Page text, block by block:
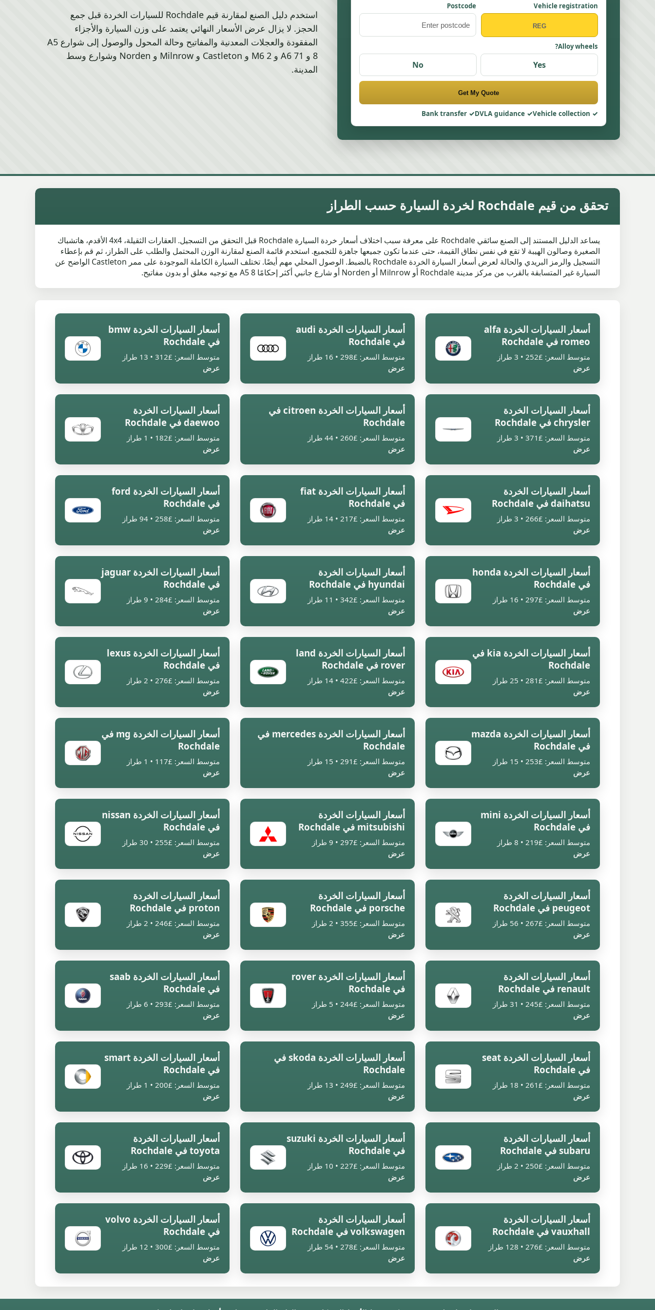
Vehicle registration
Postcode
Alloy wheels?
Yes
No
Get My Quote
Vehicle collection
DVLA guidance
Bank transfer
استخدم دليل الصنع لمقارنة قيم Rochdale للسيارات الخردة قبل جمع
الحجز. لا يزال عرض الأسعار النهائي يعتمد على وزن السيارة والأجزاء
المفقودة والعجلات المعدنية والمفاتيح وحالة المحول والوصول إلى شوارع A5
8 و A6 71 و M6 2 و Castleton و Milnrow و Norden وشوارع وسط
المدينة.
تحقق من قيم Rochdale لخردة السيارة حسب الطراز
يساعد الدليل المستند إلى الصنع سائقي Rochdale على معرفة سبب اختلاف أسعار خردة السيارة Rochdale قبل التحقق من التسجيل. العقارات الثقيلة، 4x4 الأقدم، هاتشباك
الصغيرة وصالون الهيبة لا تقع في نفس نطاق القيمة، حتى عندما تكون جميعها جاهزة للتجميع. استخدم قائمة الصنع لمقارنة الوزن المحتمل والطلب على الطراز، ثم قم بإعطاء
التسجيل والرمز البريدي والحالة لعرض أسعار السيارة الخردة Rochdale بالضبط. الوصول المحلي مهم أيضًا. تختلف السيارة الكاملة الموجودة على ممر Castleton الواضح عن
السيارة غير المتسابقة بالقرب من مركز مدينة Rochdale أو Milnrow أو Norden أو شارع جانبي أكثر إحكامًا A5 8 مع توجيه مغلق أو بدون مفاتيح.
أسعار السيارات الخردة alfa
romeo في Rochdale
متوسط السعر: £252 • 3 طراز
عرض
أسعار السيارات الخردة audi
في Rochdale
متوسط السعر: £298 • 16 طراز
عرض
أسعار السيارات الخردة bmw
في Rochdale
متوسط السعر: £312 • 13 طراز
عرض
أسعار السيارات الخردة
chrysler في Rochdale
متوسط السعر: £371 • 3 طراز
عرض
أسعار السيارات الخردة citroen في
Rochdale
متوسط السعر: £260 • 44 طراز
عرض
أسعار السيارات الخردة
daewoo في Rochdale
متوسط السعر: £182 • 1 طراز
عرض
أسعار السيارات الخردة
daihatsu في Rochdale
متوسط السعر: £266 • 3 طراز
عرض
أسعار السيارات الخردة fiat
في Rochdale
متوسط السعر: £217 • 14 طراز
عرض
أسعار السيارات الخردة ford
في Rochdale
متوسط السعر: £258 • 94 طراز
عرض
أسعار السيارات الخردة honda
في Rochdale
متوسط السعر: £297 • 16 طراز
عرض
أسعار السيارات الخردة
hyundai في Rochdale
متوسط السعر: £342 • 11 طراز
عرض
أسعار السيارات الخردة jaguar
في Rochdale
متوسط السعر: £284 • 9 طراز
عرض
أسعار السيارات الخردة kia في
Rochdale
متوسط السعر: £281 • 25 طراز
عرض
أسعار السيارات الخردة land
rover في Rochdale
متوسط السعر: £422 • 14 طراز
عرض
أسعار السيارات الخردة lexus
في Rochdale
متوسط السعر: £276 • 2 طراز
عرض
أسعار السيارات الخردة mazda
في Rochdale
متوسط السعر: £253 • 15 طراز
عرض
أسعار السيارات الخردة mercedes في
Rochdale
متوسط السعر: £291 • 15 طراز
عرض
أسعار السيارات الخردة mg في
Rochdale
متوسط السعر: £117 • 1 طراز
عرض
أسعار السيارات الخردة mini
في Rochdale
متوسط السعر: £219 • 8 طراز
عرض
أسعار السيارات الخردة
mitsubishi في Rochdale
متوسط السعر: £297 • 9 طراز
عرض
أسعار السيارات الخردة nissan
في Rochdale
متوسط السعر: £255 • 30 طراز
عرض
أسعار السيارات الخردة
peugeot في Rochdale
متوسط السعر: £267 • 56 طراز
عرض
أسعار السيارات الخردة
porsche في Rochdale
متوسط السعر: £355 • 2 طراز
عرض
أسعار السيارات الخردة
proton في Rochdale
متوسط السعر: £246 • 2 طراز
عرض
أسعار السيارات الخردة
renault في Rochdale
متوسط السعر: £245 • 31 طراز
عرض
أسعار السيارات الخردة rover
في Rochdale
متوسط السعر: £244 • 5 طراز
عرض
أسعار السيارات الخردة saab
في Rochdale
متوسط السعر: £293 • 6 طراز
عرض
أسعار السيارات الخردة seat
في Rochdale
متوسط السعر: £261 • 18 طراز
عرض
أسعار السيارات الخردة skoda في
Rochdale
متوسط السعر: £249 • 13 طراز
عرض
أسعار السيارات الخردة smart
في Rochdale
متوسط السعر: £200 • 1 طراز
عرض
أسعار السيارات الخردة
subaru في Rochdale
متوسط السعر: £250 • 2 طراز
عرض
أسعار السيارات الخردة suzuki
في Rochdale
متوسط السعر: £227 • 10 طراز
عرض
أسعار السيارات الخردة
toyota في Rochdale
متوسط السعر: £229 • 16 طراز
عرض
أسعار السيارات الخردة
vauxhall في Rochdale
متوسط السعر: £276 • 128 طراز
عرض
أسعار السيارات الخردة
volkswagen في Rochdale
متوسط السعر: £278 • 54 طراز
عرض
أسعار السيارات الخردة volvo
في Rochdale
متوسط السعر: £300 • 12 طراز
عرض